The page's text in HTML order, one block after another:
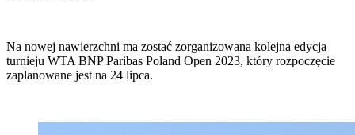
Na nowej nawierzchni ma zostać zorganizowana kolejna edycja
turnieju WTA BNP Paribas Poland Open 2023, który rozpoczęcie
zaplanowane jest na 24 lipca.